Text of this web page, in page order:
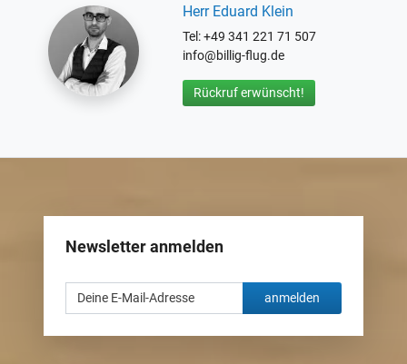
Herr Eduard Klein
Tel: +49 341 221 71 507
info@billig-flug.de
Rückruf erwünscht!
Newsletter anmelden
anmelden